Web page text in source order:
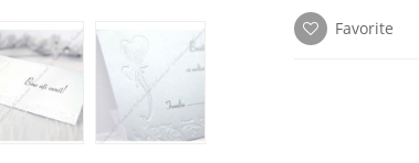
Favorite